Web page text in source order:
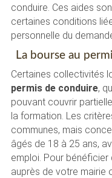
conduire. Ces aides
certaines conditions
personnelle du
La bourse au
Certaines collectivités
permis de conduire,
pouvant couvrir
la formation. Les
communes, mais
âgés de 18 à 25 ans,
emploi. Pour
auprès de votre mairie